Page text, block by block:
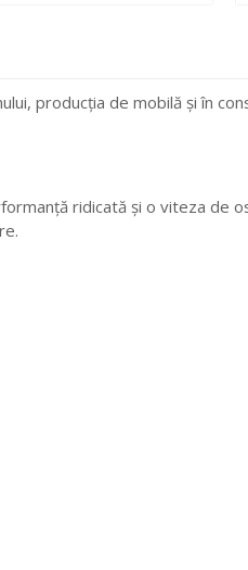
producția de mobilă și în
ridicată și o viteza de